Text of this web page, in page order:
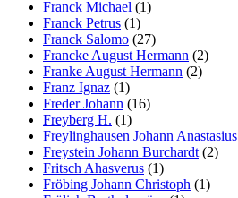
Franck Michael (1)
Franck Petrus (1)
Franck Salomo (27)
Francke August Hermann (2)
Franke August Hermann (2)
Franz Ignaz (1)
Freder Johann (16)
Freyberg H. (1)
Freylinghausen Johann Anastasius
Freystein Johann Burchardt (2)
Fritsch Ahasverus (1)
Fröbing Johann Christoph (1)